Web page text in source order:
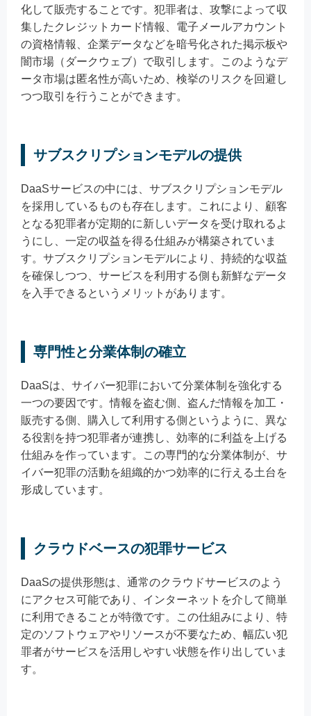
化して販売することです。犯罪者は、攻撃によって収
集したクレジットカード情報、電子メールアカウント
の資格情報、企業データなどを暗号化された掲示板や
闇市場（ダークウェブ）で取引します。このようなデ
ータ市場は匿名性が高いため、検挙のリスクを回避し
つつ取引を行うことができます。
サブスクリプションモデルの提供
DaaSサービスの中には、サブスクリプションモデル
を採用しているものも存在します。これにより、顧客
となる犯罪者が定期的に新しいデータを受け取れるよ
うにし、一定の収益を得る仕組みが構築されていま
す。サブスクリプションモデルにより、持続的な収益
を確保しつつ、サービスを利用する側も新鮮なデータ
を入手できるというメリットがあります。
専門性と分業体制の確立
DaaSは、サイバー犯罪において分業体制を強化する
一つの要因です。情報を盗む側、盗んだ情報を加工・
販売する側、購入して利用する側というように、異な
る役割を持つ犯罪者が連携し、効率的に利益を上げる
仕組みを作っています。この専門的な分業体制が、サ
イバー犯罪の活動を組織的かつ効率的に行える土台を
形成しています。
クラウドベースの犯罪サービス
DaaSの提供形態は、通常のクラウドサービスのよう
にアクセス可能であり、インターネットを介して簡単
に利用できることが特徴です。この仕組みにより、特
定のソフトウェアやリソースが不要なため、幅広い犯
罪者がサービスを活用しやすい状態を作り出していま
す。